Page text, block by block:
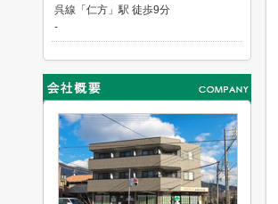
呉線「仁方」駅 徒歩9分
-